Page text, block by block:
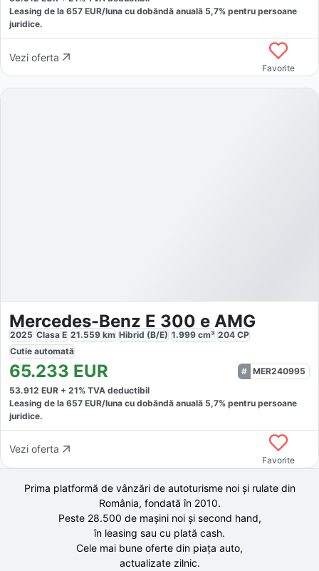
Leasing de la 657 EUR/luna cu dobăndă anuală 5,7% pentru persoane
juridice.
Vezi oferta
Favorite
Mercedes-Benz E 300 e AMG
2025 Clasa E 21.559 km Hibrid (B/E) 1.999 cm³ 204 CP
Cutie automată
65.233 EUR
MER240995
53.912 EUR + 21% TVA deductibil
Leasing de la 657 EUR/luna cu dobăndă anuală 5,7% pentru persoane
juridice.
Vezi oferta
Favorite
Prima platformă de vânzări de autoturisme noi și rulate din
România, fondată în 2010.
Peste 28.500 demașini noi și second hand,
în leasing sau cu plată cash.
Cele mai bune oferte din piața auto,
actualizate zilnic.